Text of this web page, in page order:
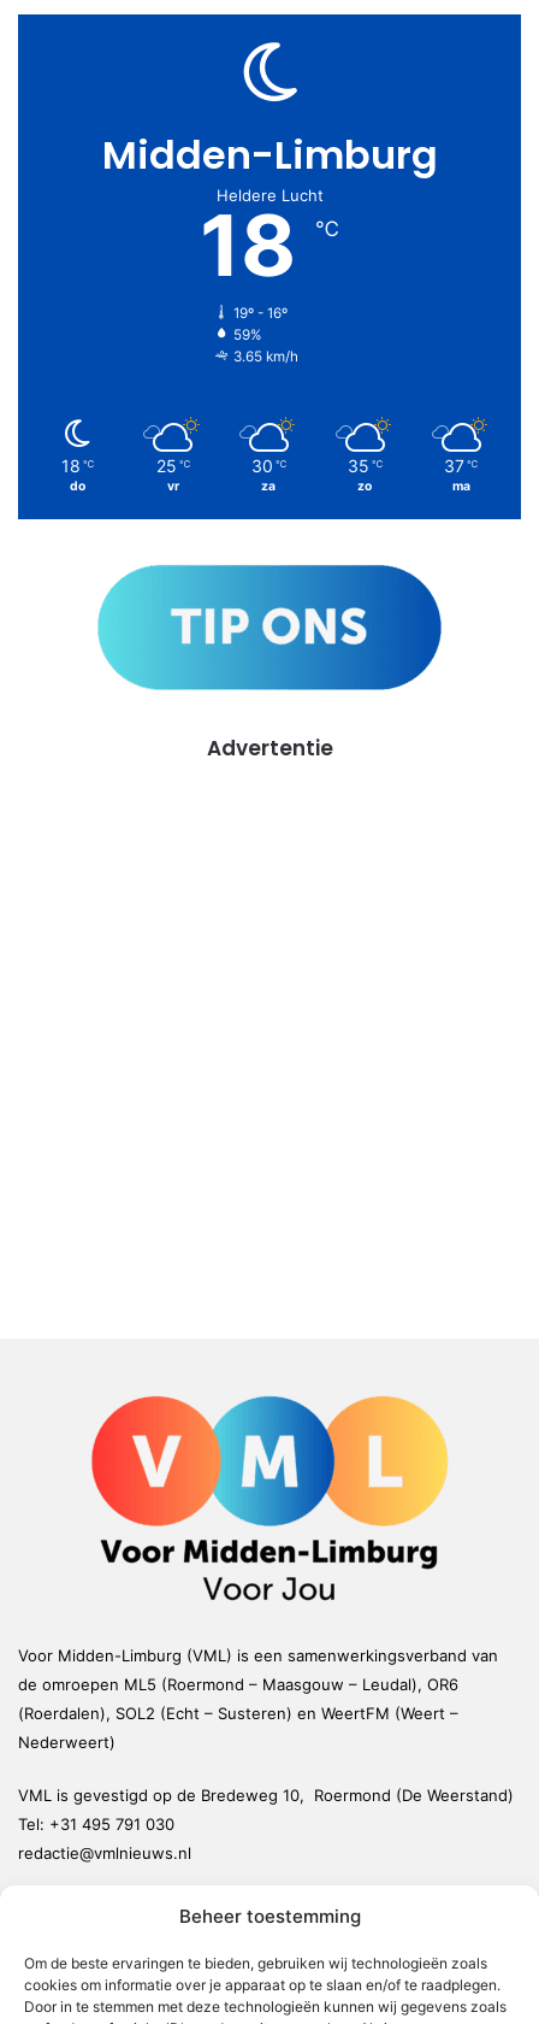
Beheer toestemming
Om de beste ervaringen te bieden, gebruiken wij technologieën zoals
cookies om informatie over je apparaat op te slaan en/of te raadplegen.
Door in te stemmen met deze technologieën kunnen wij gegevens zoals
Midden-Limburg
Heldere Lucht
18 ℃
19º - 16º
59%
3.65 km/h
18 ℃
do
25 ℃
vr
30 ℃
za
35 ℃
zo
37 ℃
ma
Advertentie
Voor Midden-Limburg (VML) is een samenwerkingsverband van
de omroepen ML5 (Roermond – Maasgouw – Leudal), OR6
(Roerdalen), SOL2 (Echt – Susteren) en WeertFM (Weert –
Nederweert)
VML is gevestigd op de Bredeweg 10, Roermond (De Weerstand)
Tel: +31 495 791 030
redactie@vmlnieuws.nl
Leudal